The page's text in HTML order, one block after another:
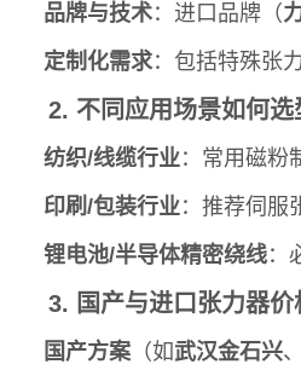
品牌与技术：进口品牌（
定制化需求：包括特殊张
2. 不同应用场景如何选
纺织/线缆行业：常用磁粉
印刷/包装行业：推荐伺服
锂电池/半导体精密绕线：
3. 国产与进口张力器
国产方案（如武汉金石兴、